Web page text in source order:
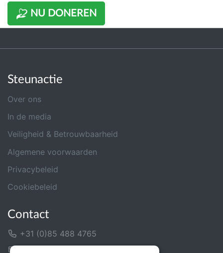
NU DONEREN
Steunactie
Over ons
In de media
Veiligheid & Betrouwbaarheid
Algemene voorwaarden
Privacybeleid
Cookiebeleid
Contact
+31 (0)85 488 4765